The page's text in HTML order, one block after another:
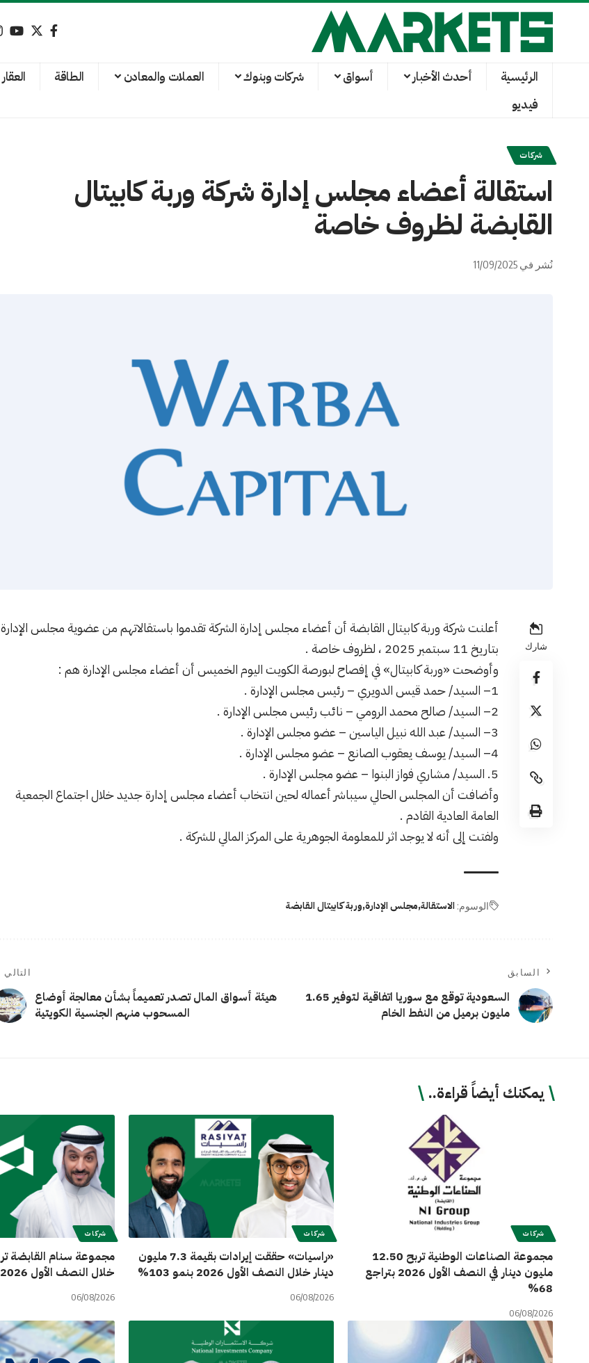
الرئيسية أحدث الأخبار أسواق شركات وبنوك العملات والمعادن الطاقة العقار
فيديو
شركات
استقالة أعضاء مجلس إدارة شركة وربة كابيتال
القابضة لظروف خاصة
نُشر في 11/09/2025
شارك
أعلنت شركة وربة كابيتال القابضة أن أعضاء مجلس إدارة الشركة تقدموا باستقالاتهم من عضوية مجلس الإدارة
بتاريخ11 سبتمبر 2025 ، لظروف خاصة .
وأوضحت «وربة كابيتال» في إفصاح لبورصة الكويت اليوم الخميس أن أعضاء مجلس الإدارة هم :
1– السيد/ حمد قيس الدويري – رئيس مجلس الإدارة .
2– السيد/ صالح محمد الرومي – نائب رئيس مجلس الإدارة .
3– السيد/ عبد الله نبيل الياسين – عضو مجلس الإدارة .
4– السيد/ يوسف يعقوب الصانع – عضو مجلس الإدارة .
5. السيد/ مشاري فواز البنوا – عضو مجلس الإدارة .
وأضافت أن المجلس الحالي سيباشر أعماله لحين انتخاب أعضاء مجلس إدارة جديد خلال اجتماع الجمعية
العامة العادية القادم .
ولفتت إلى أنه لا يوجد اثر للمعلومة الجوهرية على المركز المالي للشركة .
الوسوم: الاستقالة مجلس الإدارة وربة كابيتال القابضة
السابق
السعودية توقع مع سوريا اتفاقية لتوفير 1.65
مليون برميل من النفط الخام
التالي
هيئة أسواق المال تصدر تعميماً بشأن معالجة أوضاع
المسحوب منهم الجنسية الكويتية
يمكنك أيضاً قراءة..
شركات
مجموعة الصناعات الوطنية تربح 12.50
مليون دينار في النصف الأول 2026 بتراجع
68%
06/08/2026
شركات
«راسيات» حققت إيرادات بقيمة 7.3 مليون
دينار خلال النصف الأول 2026 بنمو 103%
06/08/2026
شركات
خلال النصف الأول 2026 بزيادة 159.74%
06/08/2026